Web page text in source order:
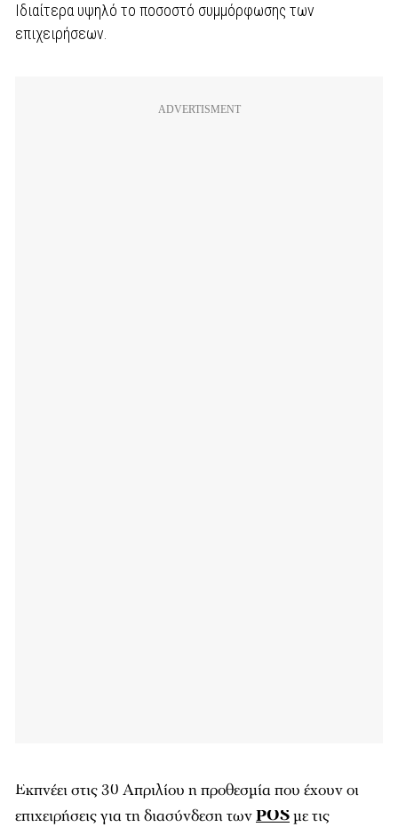
Ιδιαίτερα υψηλό το ποσοστό συμμόρφωσης των
επιχειρήσεων.
Εκπνέει στις 30 Απριλίου η προθεσμία που έχουν οι
επιχειρήσεις για τη διασύνδεση τωνPOSμε τις